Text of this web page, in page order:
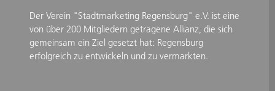
Der Verein "Stadtmarketing Regensburg" e.V. ist eine
von über 200 Mitgliedern getragene Allianz, die sich
gemeinsam ein Ziel gesetzt hat: Regensburg
erfolgreich zu entwickeln und zu vermarkten.